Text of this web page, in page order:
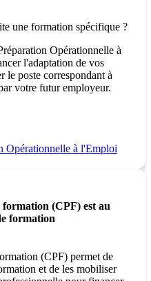
une formation spécifique ?
Opérationnelle à
l'adaptation de vos
le poste correspondant à
votre futur employeur.
Opérationnelle à l'Emploi
(CPF) est au
formation
(CPF) permet de
et de les mobiliser